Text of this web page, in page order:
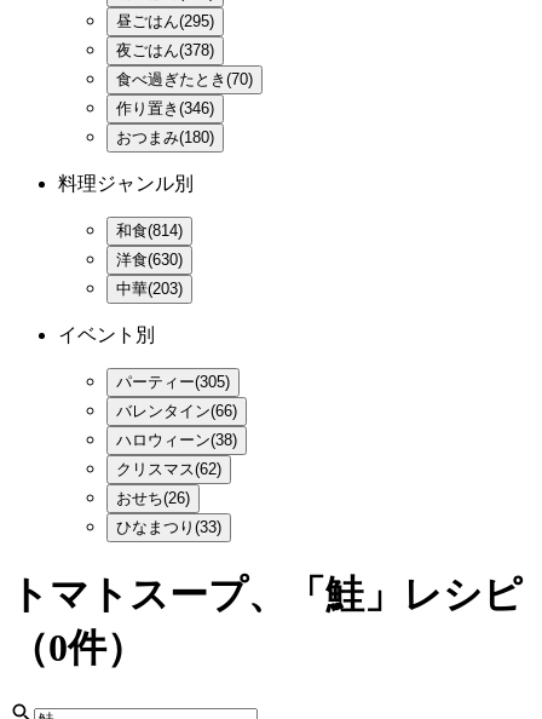
昼ごはん(295)
夜ごはん(378)
食べ過ぎたとき(70)
作り置き(346)
おつまみ(180)
料理ジャンル別
和食(814)
洋食(630)
中華(203)
イベント別
パーティー(305)
バレンタイン(66)
ハロウィーン(38)
クリスマス(62)
おせち(26)
ひなまつり(33)
トマトスープ、「鮭」レシピ
（0件）